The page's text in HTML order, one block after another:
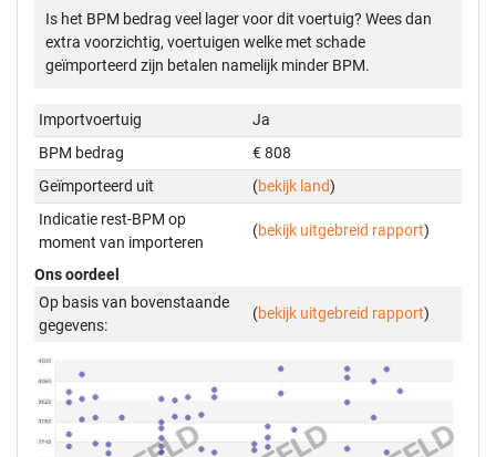
Is het BPM bedrag veel lager voor dit voertuig? Wees dan
extra voorzichtig, voertuigen welke met schade
geïmporteerd zijn betalen namelijk minder BPM.
Importvoertuig
Ja
BPM bedrag
€ 808
Geïmporteerd uit
(bekijk land)
Indicatie rest-BPM op
moment van importeren
(bekijk uitgebreid rapport)
Ons oordeel
Op basis van bovenstaande
gegevens:
(bekijk uitgebreid rapport)